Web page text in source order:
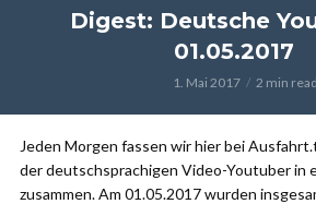
Digest: Deutsche
01.05.2017
1. Mai 2017 2 min read
Jeden Morgen fassen wir hier bei
der deutschsprachigen Video-Youtuber in
zusammen. Am 01.05.2017 wurden